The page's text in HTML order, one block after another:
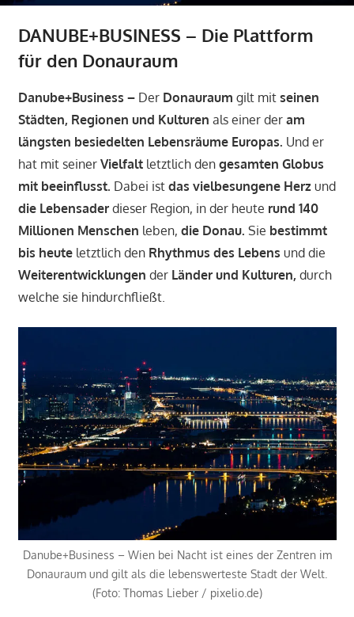
DANUBE+BUSINESS – Die Plattform
für den Donauraum
Danube+Business –Der Donauraum gilt mit seinen
Städten, Regionen und Kulturen als einer der am
längsten besiedelten Lebensräume Europas. Und er
hat mit seiner Vielfaltletztlich den gesamten Globus
mit beeinflusst. Dabei ist das vielbesungene Herzund
die Lebensaderdieser Region, in der heute rund 140
Millionen Menschen leben, die Donau. Sie bestimmt
bis heuteletztlich den Rhythmus des Lebens und die
Weiterentwicklungen der Länder und Kulturen, durch
welche sie hindurchfließt.
Danube+Business – Wien bei Nacht ist eines der Zentren im
Donauraum und gilt als die lebenswerteste Stadt der Welt.
(Foto: Thomas Lieber / pixelio.de)